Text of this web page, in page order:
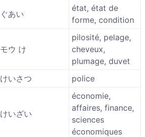
ぐあい
état, état de
forme, condition
モウ け
pilosité, pelage,
cheveux,
plumage, duvet
けいさつ police
けいざい
économie,
affaires, finance,
sciences
économiques